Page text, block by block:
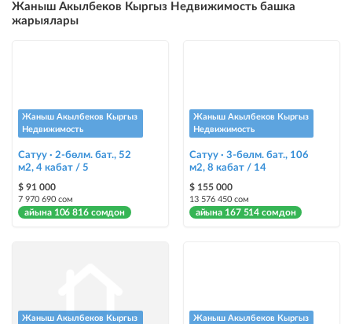
бекер жарыялардын үстүнө жарыя жайгаштыруу (VIPтен кийин)
@house_kg Instagram аккаунтуна жана Telegram каналына жарыя
жайгаштыруу + Instagramдагы акы төлөнүүчү жарнама
Түс менен белгилөө
жарыялардын арасында башка түстө бөлүп көрсөтүлөт
бөлүмүндө көрсөтүлөт
Жаныш Акылбеков Кыргыз Недвижимость башка
жарыялары
Жаныш Акылбеков Кыргыз
Недвижимость
Сатуу · 2-бөлм. бат., 52
м2, 4 кабат / 5
$ 91 000
7 970 690 сом
айына 106 816 сомдон
Жаныш Акылбеков Кыргыз
Недвижимость
Сатуу · 3-бөлм. бат., 106
м2, 8 кабат / 14
$ 155 000
13 576 450 сом
айына 167 514 сомдон
Жаныш Акылбеков Кыргыз
Жаныш Акылбеков Кыргыз